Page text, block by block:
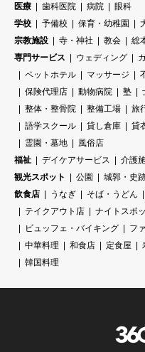
医療
歯科医院 病院
眼科
学校
予備校 保育・幼稚園
宗教施設
寺・神社 教会
総
専門サービス
ウェディング
ペットホテル
マッサージ
保険代理店
動物病院 塾
整体・整骨院
整備工場 旅
語学スクール
貸し倉庫 貸
霊園・墓地
風俗店
福祉
デイケアサービス 介護
観光スポット
公園 城郭・史
飲食店
うなぎ そば・うどん
テイクアウト店
ナイトスポ
ビュッフェ・バイキング
フ
中華料理
和食店 定食屋
韓国料理